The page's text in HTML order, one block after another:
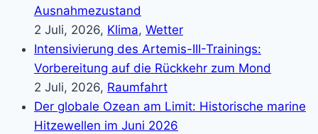
Ausnahmezustand
2 Juli, 2026, Klima, Wetter
Intensivierung des Artemis-III-Trainings:
Vorbereitung auf die Rückkehr zum Mond
2 Juli, 2026, Raumfahrt
Der globale Ozean am Limit: Historische marine
Hitzewellen im Juni 2026